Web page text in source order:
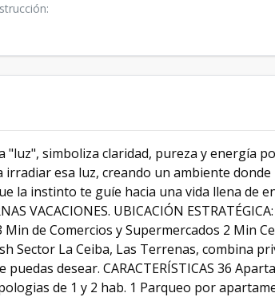
:
simboliza claridad, pureza y energía
esa luz, creando un ambiente donde
la instinto te guíe hacia una vida llena de
VACACIONES. UBICACIÓN
de Comercios y Supermercados 2 Min
Sector La Ceiba, Las Terrenas, combina
desear. CARACTERÍSTICAS 36
de 1 y 2 hab. 1 Parqueo por